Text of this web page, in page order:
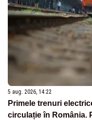
5 aug. 2026, 14:22
Primele trenuri
circulație în România.